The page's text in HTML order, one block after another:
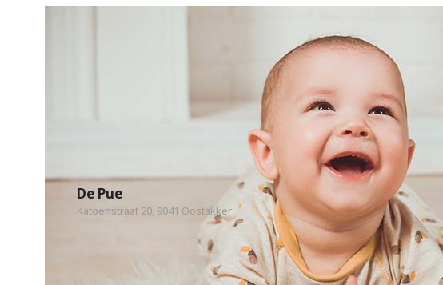
De Pue
Katoenstraat 20, 9041 Oostakker